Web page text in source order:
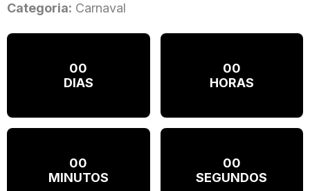
Categoria: Carnaval
00
DIAS
00
HORAS
00
MINUTOS
00
SEGUNDOS